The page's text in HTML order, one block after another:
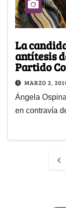
La
antítesis
Partido
MARZO 2,
Ángela
en contravía